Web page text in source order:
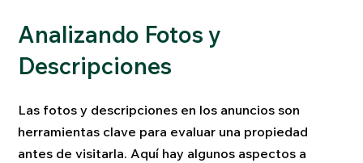
Analizando Fotos y
Descripciones
Las fotos y descripciones en los anuncios son
herramientas clave para evaluar una propiedad
antes de visitarla. Aquí hay algunos aspectos a